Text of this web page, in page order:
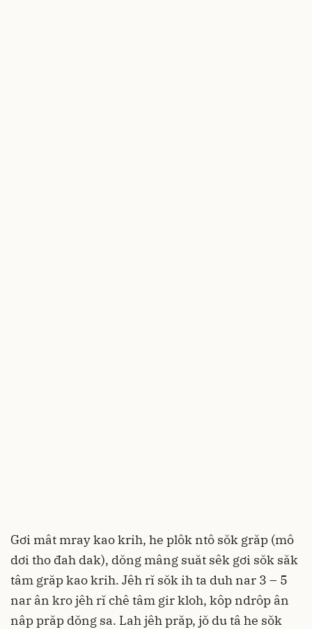
Gơi mât mray kao krih, he plôk ntô sŏk grăp (mô
dơi tho đah dak), dŏng mâng suăt sêk gơi sŏk săk
tâm grăp kao krih. Jêh rĭ sŏk ih ta duh nar 3 – 5
nar ân kro jêh rĭ chê tâm gir kloh, kôp ndrôp ân
nâp prăp dŏng sa. Lah jêh prăp, jŏ du tâ he sŏk